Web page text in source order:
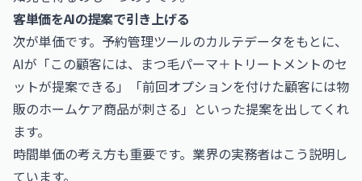
客単価をAIの提案で引き上げる
次が単価です。予約管理ツールのカルテデータをもとに、
AIが「この顧客には、まつ毛パーマ＋トリートメントのセ
ットが提案できる」「前回オプションを付けた顧客には物
販のホームケア商品が刺さる」といった提案を出してくれ
ます。
時間単価の考え方も重要です。業界の実務者はこう説明し
ています。